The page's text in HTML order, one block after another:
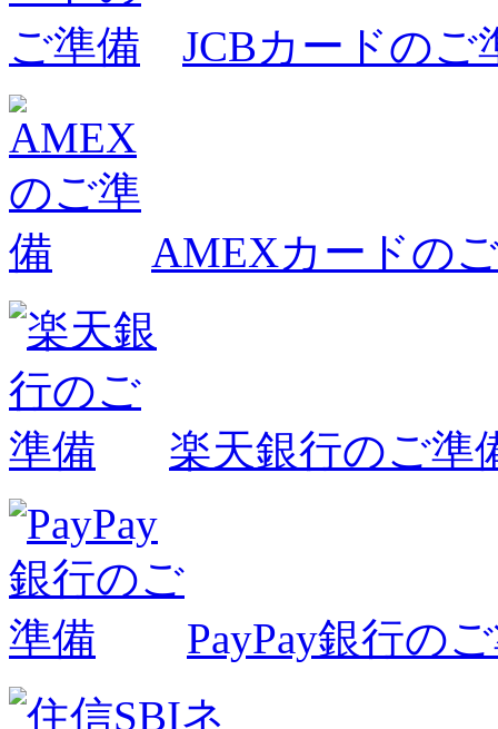
JCBカードのご
AMEXカードの
楽天銀行のご準
PayPay銀行の